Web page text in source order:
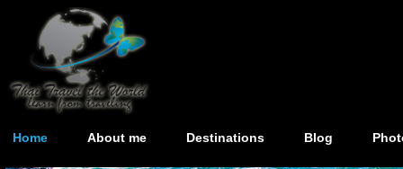
Home About me Destinations Blog